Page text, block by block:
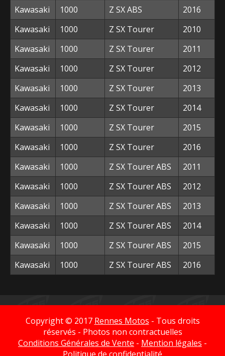
Kawasaki
1000 Z SX ABS
2016
Kawasaki
1000 Z SX Tourer
2010
Kawasaki
1000 Z SX Tourer
2011
Kawasaki
1000 Z SX Tourer
2012
Kawasaki
1000 Z SX Tourer
2013
Kawasaki
1000 Z SX Tourer
2014
Kawasaki
1000 Z SX Tourer
2015
Kawasaki
1000 Z SX Tourer
2016
Kawasaki
1000 Z SX Tourer ABS
2011
Kawasaki
1000 Z SX Tourer ABS
2012
Kawasaki
1000 Z SX Tourer ABS
2013
Kawasaki
1000 Z SX Tourer ABS
2014
Kawasaki
1000 Z SX Tourer ABS
2015
Kawasaki
1000 Z SX Tourer ABS 2016
Copyright © 2017 Rennes Motos - Tous droits
réservés - Photos non contractuelles
Conditions Générales de Vente - Mention légales -